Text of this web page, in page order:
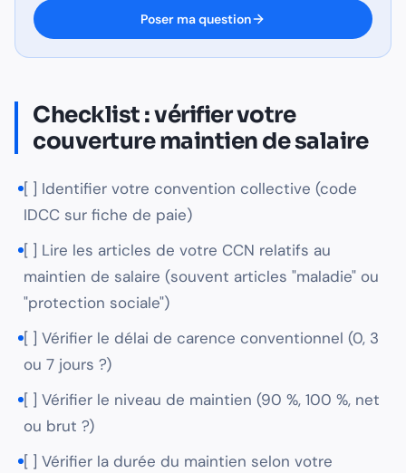
Poser ma question
Checklist : vérifier votre
couverture maintien de salaire
[ ] Identifier votre convention collective (code
IDCC sur fiche de paie)
[ ] Lire les articles de votre CCN relatifs au
maintien de salaire (souvent articles "maladie" ou
"protection sociale")
[ ] Vérifier le délai de carence conventionnel (0, 3
ou 7 jours ?)
[ ] Vérifier le niveau de maintien (90 %, 100 %, net
ou brut ?)
[ ] Vérifier la durée du maintien selon votre